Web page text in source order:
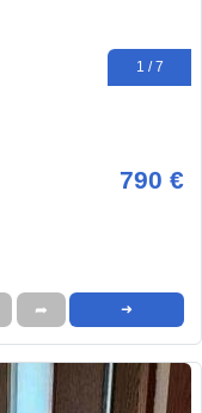
1 / 7
790 €
➦ ➜